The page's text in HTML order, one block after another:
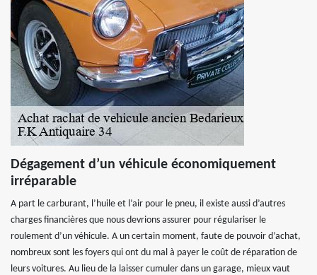
Dégagement d’un véhicule économiquement
irréparable
A part le carburant, l’huile et l’air pour le pneu, il existe aussi d’autres
charges financières que nous devrions assurer pour régulariser le
roulement d’un véhicule. A un certain moment, faute de pouvoir d’achat,
nombreux sont les foyers qui ont du mal à payer le coût de réparation de
leurs voitures. Au lieu de la laisser cumuler dans un garage, mieux vaut